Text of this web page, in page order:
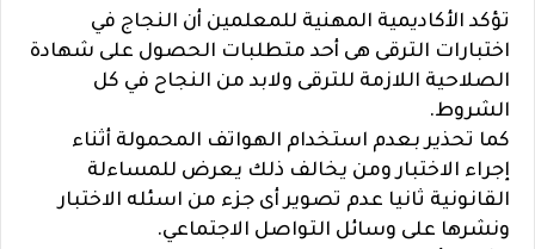
تؤكد الأكاديمية المهنية للمعلمين أن النجاج في
اختبارات الترقى هى أحد متطلبات الحصول على شهادة
الصلاحية اللازمة للترقى ولابد من النجاح في كل
الشروط.
كما تحذير بعدم استخدام الهواتف المحمولة أثناء
إجراء الاختبار ومن يخالف ذلك يعرض للمساءلة
القانونية ثانيا عدم تصوير أى جزء من اسئله الاختبار
ونشرها على وسائل التواصل الاجتماعي.